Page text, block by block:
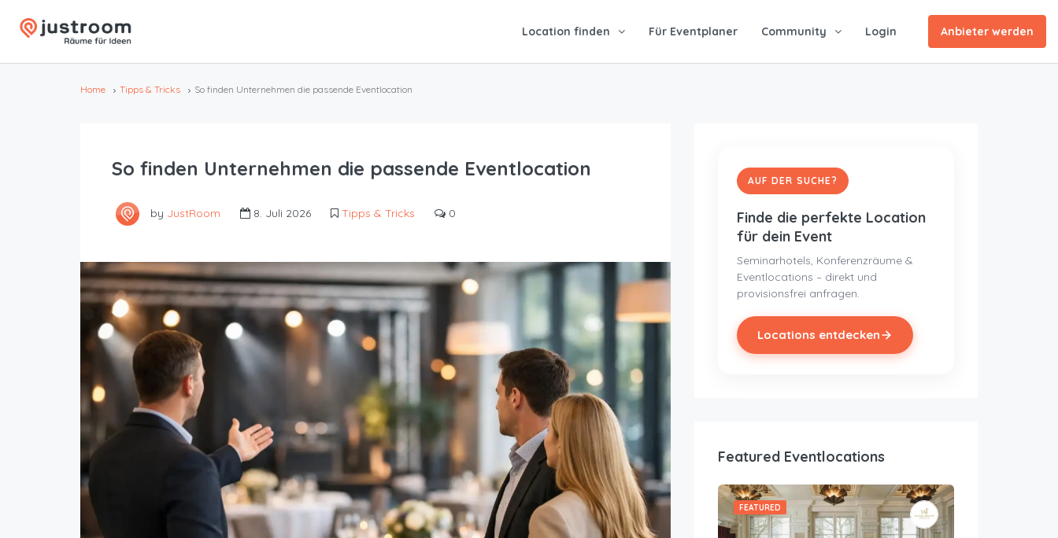
Location finden Für Eventplaner Community Login Anbieter werden
Home Tipps & Tricks So finden Unternehmen die passende Eventlocation
So finden Unternehmen die passende Eventlocation
by JustRoom 8. Juli 2026 Tipps & Tricks 0
AUF DER SUCHE?
Finde die perfekte Location
für dein Event
Seminarhotels, Konferenzräume &
Eventlocations – direkt und
provisionsfrei anfragen.
Locations entdecken
Featured Eventlocations
FEATURED